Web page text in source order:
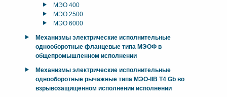
МЭО 400
МЭО 2500
МЭО 6000
Механизмы электрические исполнительные
однооборотные фланцевые типа МЭОФ в
общепромышленном исполнении
Механизмы электрические исполнительные
однооборотные рычажные типа МЭО-IIB T4 Gb во
взрывозащищенном исполнении исполнении